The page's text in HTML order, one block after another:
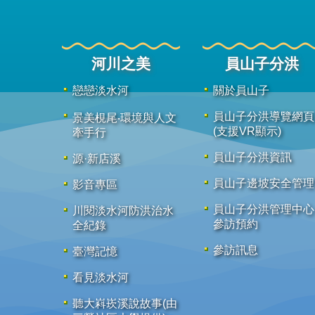
河川之美
戀戀淡水河
景美梘尾‧環境與人文
牽手行
源·新店溪
影音專區
川閱淡水河防洪治水
全紀錄
臺灣記憶
看見淡水河
聽大嵙崁溪說故事(由
員山子分洪
關於員山子
員山子分洪導覽網頁
(支援VR顯示)
員山子分洪資訊
員山子邊坡安全管理
員山子分洪管理中心
參訪預約
參訪訊息